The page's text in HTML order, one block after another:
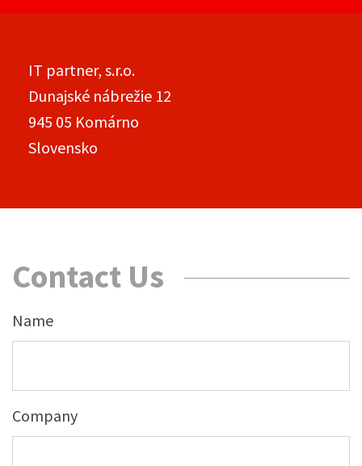
Contact Us
Name
Company
IT partner, s.r.o.
Dunajské nábrežie 12
945 05 Komárno
Slovensko